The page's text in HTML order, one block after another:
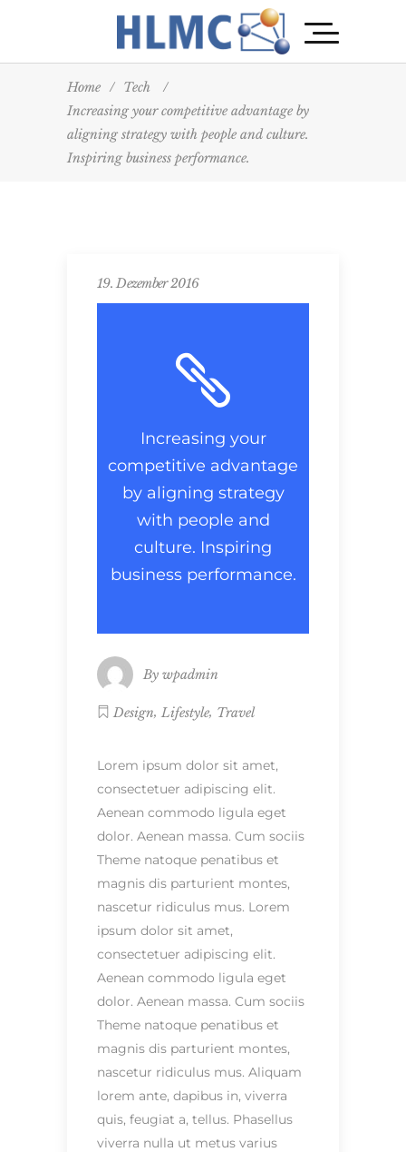
Home / Tech
/
Increasing your competitive advantage by
aligning strategy with people and culture.
Inspiring business performance.
19. Dezember 2016
Increasing your
competitive advantage
by aligning strategy
with people and
culture. Inspiring
business performance.
By wpadmin
Design, Lifestyle, Travel
Lorem ipsum dolor sit amet,
consectetuer adipiscing elit.
Aenean commodo ligula eget
dolor. Aenean massa. Cum sociis
Theme natoque penatibus et
magnis dis parturient montes,
nascetur ridiculus mus. Lorem
ipsum dolor sit amet,
consectetuer adipiscing elit.
Aenean commodo ligula eget
dolor. Aenean massa. Cum sociis
Theme natoque penatibus et
magnis dis parturient montes,
nascetur ridiculus mus. Aliquam
lorem ante, dapibus in, viverra
quis, feugiat a, tellus. Phasellus
viverra nulla ut metus varius